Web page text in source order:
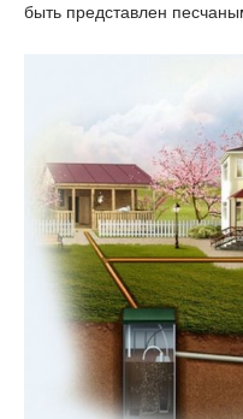
быть представлен